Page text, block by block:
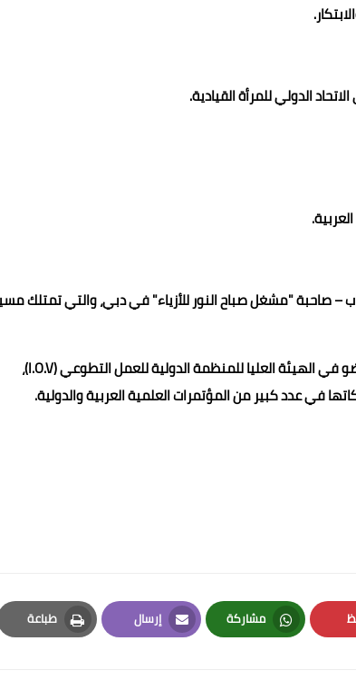
الدولي للمرأة القيادية.
– صاحبة "مشغل صباح النور للأزياء" في دبي، والتي تمتلك
عرفت د. صبيحة بإسهاماتها في العمل التطوعي والمجتمعي، وهي عضو في الهيئة العليا للمنظمة الدولية للعمل التطوعي (I.O.V)،
في عدد كبير من المؤتمرات العلمية العربية والدولية.
مشاركة
Whatsapp
إرسال
Email
طباعة
Print